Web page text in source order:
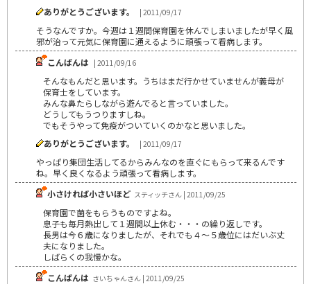
ありがとうございます。
| 2011/09/17
そうなんですか。今週は１週間保育園を休んでしまいましたが早く風
邪が治って元気に保育園に通えるように頑張って看病します。
こんばんは | 2011/09/16
そんなもんだと思います。うちはまだ行かせていませんが義母が
保育士をしています。
みんな鼻たらしながら遊んでると言っていました。
どうしてもうつりますしね。
でもそうやって免疫がついていくのかなと思いました。
ありがとうございます。
| 2011/09/17
やっぱり集団生活してるからみんなのを直ぐにもらって来るんです
ね。早く良くなるよう頑張って看病します。
小さければ小さいほど スティッチさん | 2011/09/25
保育園で菌をもらうものですよね。
息子も毎月熱出して１週間以上休む・・・の繰り返しです。
長男は今６歳になりましたが、それでも４～５歳位にはだいぶ丈
夫になりました。
しばらくの我慢かな。
こんばんは さいちゃんさん | 2011/09/25